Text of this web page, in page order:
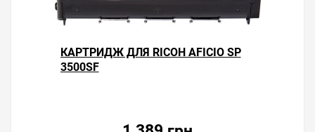
КАРТРИДЖ ДЛЯ RICOH AFICIO SP
3500SF